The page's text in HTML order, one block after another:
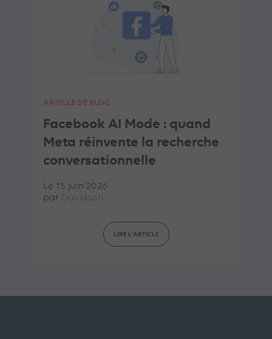
ARTICLE DE BLOG
Facebook AI Mode : quand
Meta réinvente la recherche
conversationnelle
Le 15 juin 2026
par Davidson
LIRE L'ARTICLE